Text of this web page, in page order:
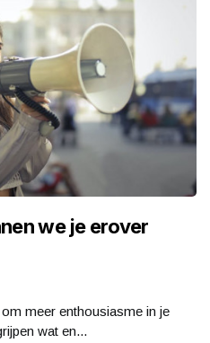
we je erover
meer enthousiasme in je
wat en...